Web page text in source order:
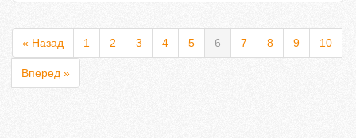
« Назад 1 2 3 4 5 6 7 8 9 10
Вперед »